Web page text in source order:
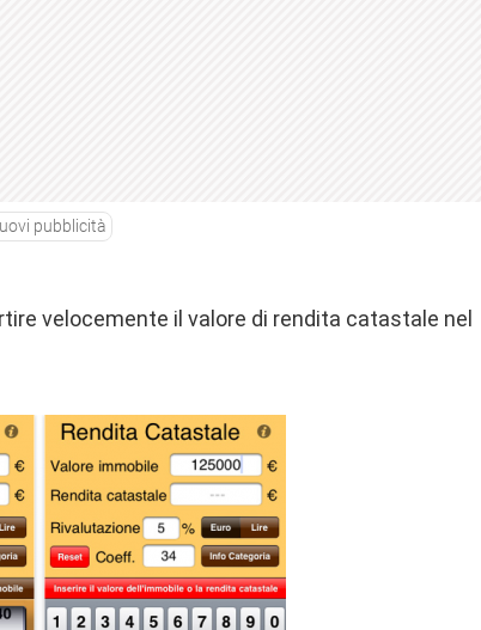
pubblicità
velocemente il valore di rendita catastale nel